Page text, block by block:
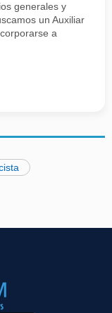
generales y
un Auxiliar
a